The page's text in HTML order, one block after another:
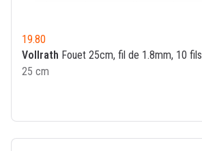
19.80
Vollrath Fouet 25cm, fil de 1.8mm, 10 fils
25 cm